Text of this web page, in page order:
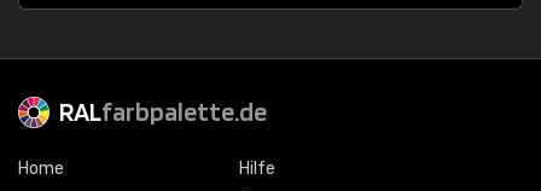
RALfarbpalette.de
Home
Hilfe